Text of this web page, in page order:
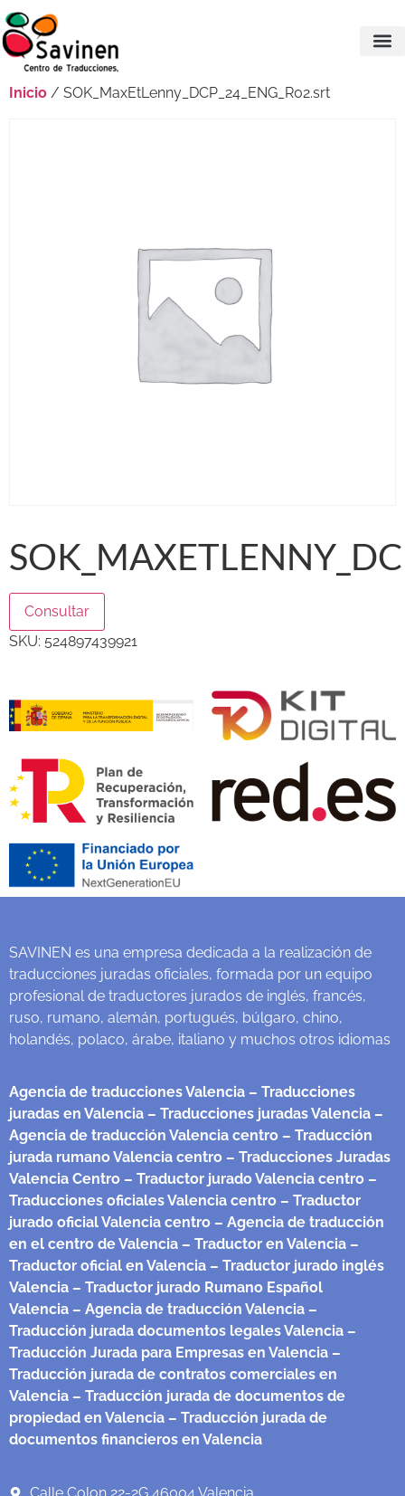
Inicio / SOK_MaxEtLenny_DCP_24_ENG_R02.srt
Consultar
SKU: 524897439921
SAVINEN es una empresa dedicada a la realización de
traducciones juradas oficiales, formada por un equipo
profesional de traductores jurados de inglés, francés,
ruso, rumano, alemán, portugués, búlgaro, chino,
holandés, polaco, árabe, italiano y muchos otros idiomas
Agencia de traducciones Valencia – Traducciones
juradas en Valencia – Traducciones juradas Valencia –
Agencia de traducción Valencia centro – Traducción
jurada rumano Valencia centro – Traducciones Juradas
Valencia Centro – Traductor jurado Valencia centro –
Traducciones oficiales Valencia centro – Traductor
jurado oficial Valencia centro – Agencia de traducción
en el centro de Valencia – Traductor en Valencia –
Traductor oficial en Valencia – Traductor jurado inglés
Valencia – Traductor jurado Rumano Español
Valencia – Agencia de traducción Valencia –
Traducción jurada documentos legales Valencia –
Traducción Jurada para Empresas en Valencia –
Traducción jurada de contratos comerciales en
Valencia – Traducción jurada de documentos de
propiedad en Valencia – Traducción jurada de
documentos financieros en Valencia
Calle Colon 22-2G 46004 Valencia